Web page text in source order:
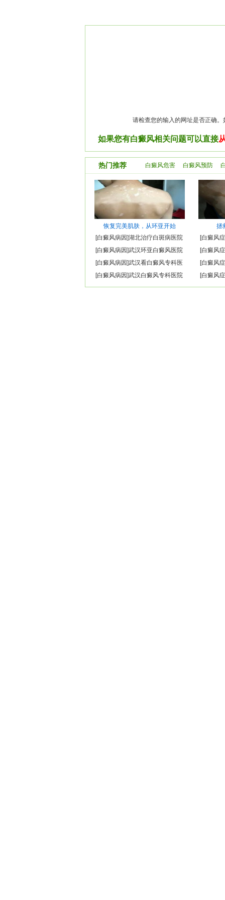
请检查您的输入的网址是否正确
如果您有白癜风相关问题可以直接
热门推荐 白癜风危害 白癜风预防
恢复完美肌肤，从环亚开始
拯
[白癜风病因]湖北治疗白斑病医院
[白癜风病因]武汉环亚白癜风医院
[白癜风病因]武汉看白癜风专科医
[白癜风病因]武汉白癜风专科医院
[白癜风
[白癜风
[白癜风
[白癜风